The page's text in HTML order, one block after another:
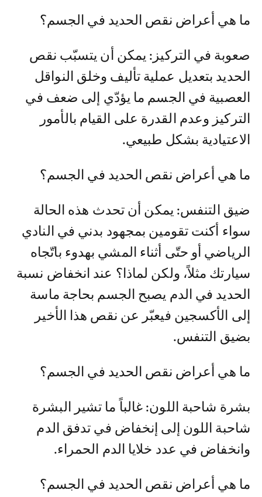
ما هي أعراض نقص الحديد في الجسم؟
صعوبة في التركيز: يمكن أن يتسبّب نقص
الحديد بتعديل عملية تأليف وخلق النواقل
العصبية في الجسم ما يؤدّي إلى ضعف في
التركيز وعدم القدرة على القيام بالأمور
الاعتيادية بشكل طبيعي.
ما هي أعراض نقص الحديد في الجسم؟
ضيق التنفس: يمكن أن تحدث هذه الحالة
سواء أكنت تقومين بمجهود بدني في النادي
الرياضي أو حتّى أثناء المشي بهدوء باتّجاه
سيارتك مثلاً، ولكن لماذا؟ عند انخفاض نسبة
الحديد في الدم يصبح الجسم بحاجة ماسة
إلى الأكسجين فيعبّر عن نقص هذا الأخير
بضيق التنفس.
ما هي أعراض نقص الحديد في الجسم؟
بشرة شاحبة اللون: غالباً ما تشير البشرة
شاحبة اللون إلى إنخفاض في تدفق الدم
وانخفاض في عدد خلايا الدم الحمراء.
ما هي أعراض نقص الحديد في الجسم؟